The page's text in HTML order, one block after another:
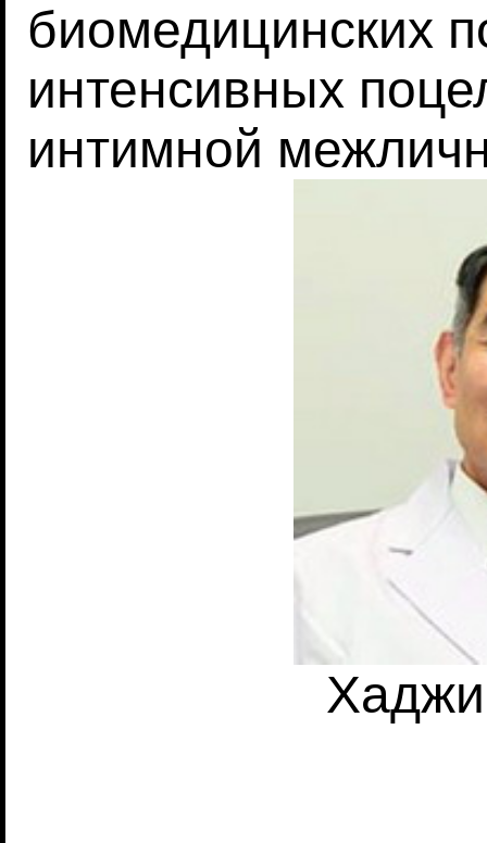
биомедицинских
интенсивных
интимной